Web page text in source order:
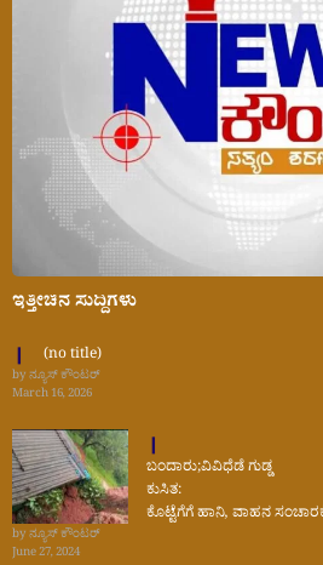
ಇತ್ತೀಚಿನ ಸುದ್ದಿಗಳು
(no title)
by ನ್ಯೂಸ್ ಕೌಂಟರ್
March 16, 2026
ಬಂದಾರು;ವಿವಿಧೆಡೆ ಗುಡ್ಡ
ಕೊಟ್ಟೆಗೆಗೆ ಹಾನಿ, ವಾಹನ
by ನ್ಯೂಸ್ ಕೌಂಟರ್
June 27, 2024